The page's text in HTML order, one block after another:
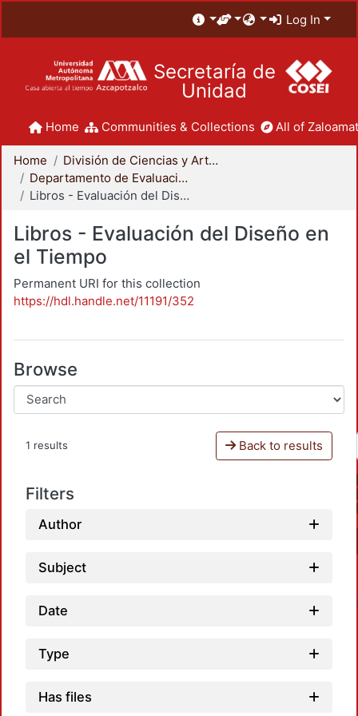
Log In
Secretaría de
Unidad
Home Communities & Collections All of
Home
División de Ciencias y Artes para el Diseño
Departamento de Evaluación del Diseño en el Tiempo
Libros - Evaluación del Diseño en el Tiempo
Libros - Evaluación del Diseño en
el Tiempo
Permanent URI for this collection
https://hdl.handle.net/11191/352
Browse
1 results Back to results
Filters
Author
Subject
Date
Type
Has files